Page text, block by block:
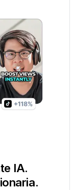
IA.